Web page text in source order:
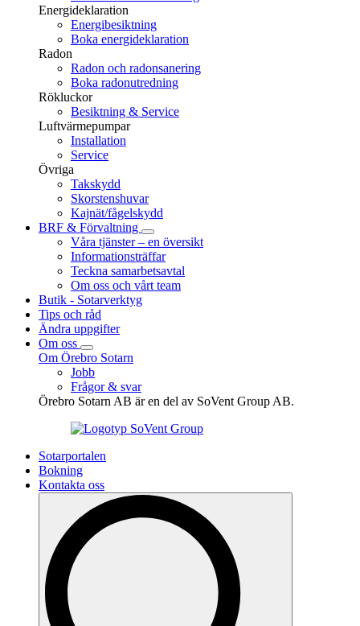
Energideklaration
Energibesiktning
Boka energideklaration
Radon
Radon och radonsanering
Boka radonutredning
Rökluckor
Besiktning & Service
Luftvärmepumpar
Installation
Service
Övriga
Takskydd
Skorstenshuvar
Kajnät/fågelskydd
BRF & Förvaltning
Våra tjänster – en översikt
Informationsträffar
Teckna samarbetsavtal
Om oss och vårt team
Butik - Sotarverktyg
Tips och råd
Ändra uppgifter
Om oss
Om Örebro Sotarn
Jobb
Frågor & svar
Örebro Sotarn AB är en del av SoVent Group AB.
Sotarportalen
Bokning
Kontakta oss